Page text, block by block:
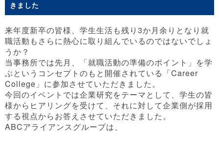
きました
来年度新卒の皆様、学生生活も残り3か月余りとなり就
職活動もさらに熱心に取り組んでいるのではないでしょ
うか？
当事務所では先月、「就職活動の準備のポイント」を学
ぶというコンセプトのもと開催されている「Career
College」に参加させていただきました。
今回のイベントでは企業研究をテーマとして、学生の皆
様からヒアリングを受けて、それに対して企業側が採用
する視点からお答えさせていただきました。
ABCアライアンスグループは、